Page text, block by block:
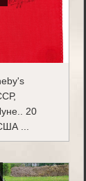
20
...